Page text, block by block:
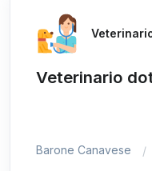
Veterinario
Barone Canavese